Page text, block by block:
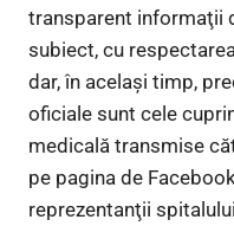
transparent informaţii
subiect, cu
dar, în acelaşi timp,
oficiale sunt cele
medicală transmise
pe pagina de
reprezentanţii